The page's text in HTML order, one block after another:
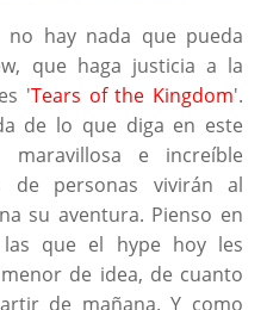
hay nada que pueda
que haga justicia a la
'Tears of the Kingdom'.
de lo que diga en este
maravillosa e increíble
de personas vivirán al
su aventura. Pienso en
que el hype hoy les
de idea, de cuanto
de mañana. Y como